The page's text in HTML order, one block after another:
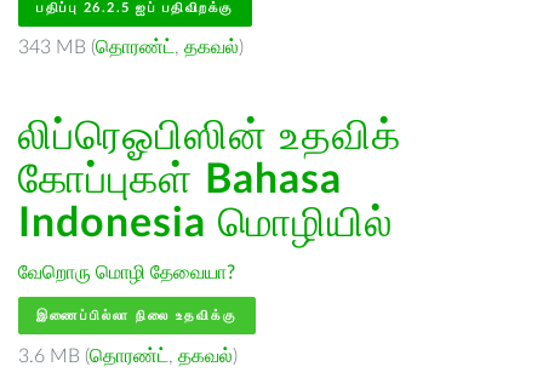
பதிப்பு 26.2.5 ஐப் பதிவிறக்கு
343 MB (தொரண்ட் , தகவல்)
லிப்ரெஓபிஸின் உதவிக்
கோப்புகள் Bahasa
Indonesia மொழியில்
வேறொரு மொழி தேவையா?
இணைப்பில்லா நிலை உதவிக்கு
3.6 MB (தொரண்ட் , தகவல்)